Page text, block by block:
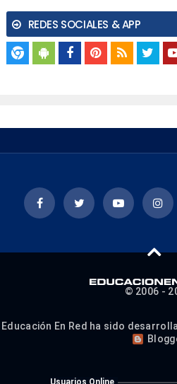
REDES SOCIALES & APP
© 2006 -
Educación En Red ha sido